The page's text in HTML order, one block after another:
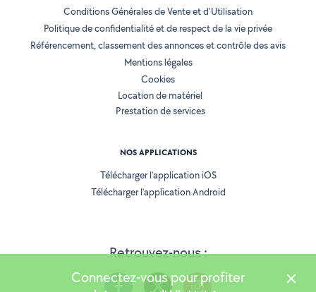
Retrouvez-nous :
Conditions Générales de Vente et d'Utilisation
Politique de confidentialité et de respect de la vie privée
Référencement, classement des annonces et contrôle des avis
Mentions légales
Cookies
Location de matériel
Prestation de services
NOS APPLICATIONS
Télécharger l’application iOS
Télécharger l’application Android
Connectez-vous pour profiter